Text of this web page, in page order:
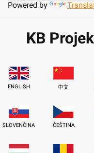
Powered by
KB
ENGLISH 中文
SLOVENČINA ČEŠTINA